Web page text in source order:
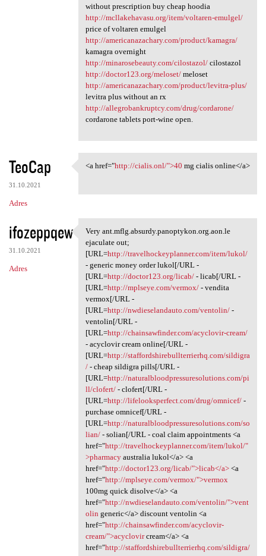
without prescription buy cheap hoodia
http://mcllakehavasu.org/item/voltaren-emulgel/
price of voltaren emulgel
http://americanazachary.com/product/kamagra/
kamagra overnight
http://minarosebeauty.com/cilostazol/cilostazol
http://doctor123.org/meloset/meloset
http://americanazachary.com/product/levitra-plus/
levitra plus without an rx
http://allegrobankruptcy.com/drug/cordarone/
cordarone tablets port-wine open.
TeoCap
31.10.2021
Adres
<a href="http://cialis.onl/"
<a href="http://cialis.onl/">40 mg cialis online</a>
ifozeppqew
31.10.2021
Adres
Very ant.mflg.absurdy
Very ant.mflg.absurdy.panoptykon.org.aon.le
ejaculate out;
[URL=http://travelhockeyplanner.com/item/lukol/
- generic money order lukol[/URL -
[URL=http://doctor123.org/licab/- licab[/URL -
[URL=http://mplseye.com/vermox/- vendita
vermox[/URL -
[URL=http://nwdieselandauto.com/ventolin/-
ventolin[/URL -
[URL=http://chainsawfinder.com/acyclovir-cream/
- acyclovir cream online[/URL -
[URL=http://staffordshirebullterrierhq.com/sildigra
/- cheap sildigra pills[/URL -
[URL=http://naturalbloodpressuresolutions.com/pi
ll/clofert/- clofert[/URL -
[URL=http://lifelooksperfect.com/drug/omnicef/-
purchase omnicef[/URL -
[URL=http://naturalbloodpressuresolutions.com/so
lian/- solian[/URL - coal claim appointments <a
href="http://travelhockeyplanner.com/item/lukol/"
>pharmacyaustralia lukol</a> <a
href="http://doctor123.org/licab/">licab</a><a
href="http://mplseye.com/vermox/">vermox
100mg quick disolve</a> <a
href="http://nwdieselandauto.com/ventolin/">vent
olin generic</a> discount ventolin <a
href="http://chainsawfinder.com/acyclovir-
cream/">acyclovircream</a> <a
href="http://staffordshirebullterrierhq.com/sildigra/